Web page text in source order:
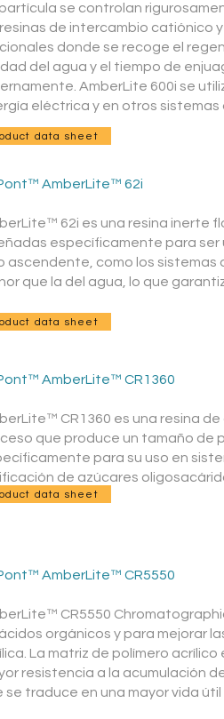
se controlan
resinas de intercambio catiónico
donde se recoge el
del agua y el tiempo de
AmberLite 600i se
eléctrica y en otros sistemas
AmberLite™ 62i
62i es una resina inerte
específicamente para
ascendente, como los sistemas
que la del agua, lo que
AmberLite™ CR1360
CR1360 es una resina
que produce un tamaño de
para su uso en
de azúcares
AmberLite™ CR5550
CR5550
orgánicos y para mejorar
La matriz de polímero
resistencia a la acumulación
se traduce en una mayor vida útil
data sheet
data sheet
data sheet